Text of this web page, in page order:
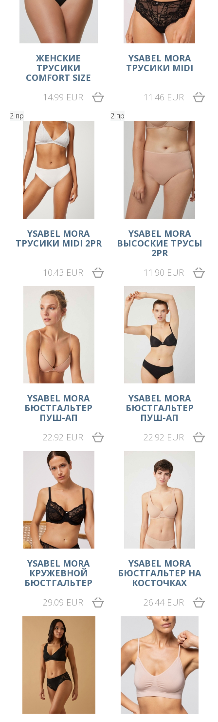
ЖЕНСКИЕ
ТРУСИКИ
COMFORT SIZE
14.99 EUR
YSABEL MORA
ТРУСИКИ MIDI
11.46 EUR
2 пр
YSABEL MORA
ТРУСИКИ MIDI 2PR
10.43 EUR
2 пр
YSABEL MORA
ВЫСОСКИЕ ТРУСЫ
2PR
11.90 EUR
YSABEL MORA
БЮСТГАЛЬТЕР
ПУШ-АП
22.92 EUR
YSABEL MORA
БЮСТГАЛЬТЕР
ПУШ-АП
22.92 EUR
YSABEL MORA
КРУЖЕВНОЙ
БЮСТГАЛЬТЕР
29.09 EUR
YSABEL MORA
БЮСТГАЛЬТЕР НА
КОСТОЧКАХ
26.44 EUR